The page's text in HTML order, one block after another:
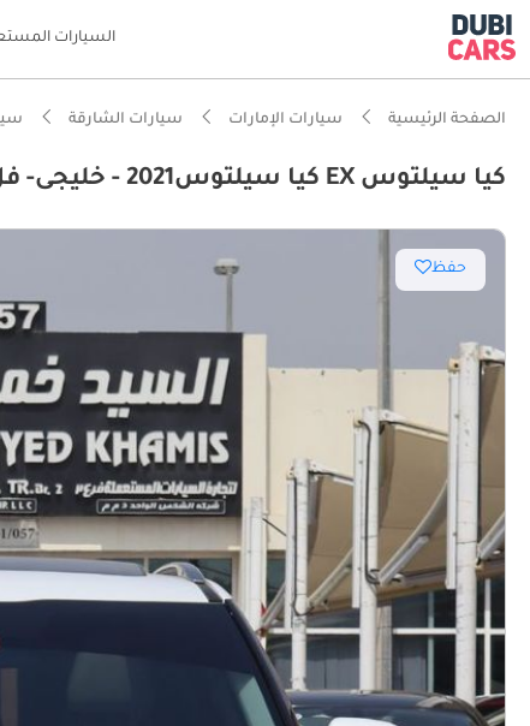
السيارات
الصفحة الرئيسية سيارات الإمارات سيارات الشارقة
كيا سيلتوس EX كيا سيلتوس2021 - خليجى- فل أوبشن - بمحرك 1.6L بدون حوادث - بحاله ممتازه
حفظ
أقل
أفضل